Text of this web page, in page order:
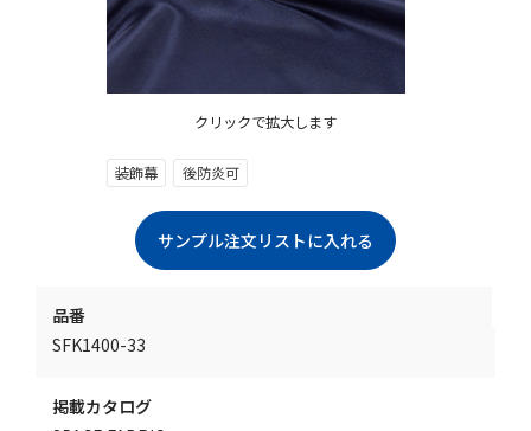
クリックで拡大します
装飾幕 後防炎可
品番
SFK1400-33
掲載カタログ